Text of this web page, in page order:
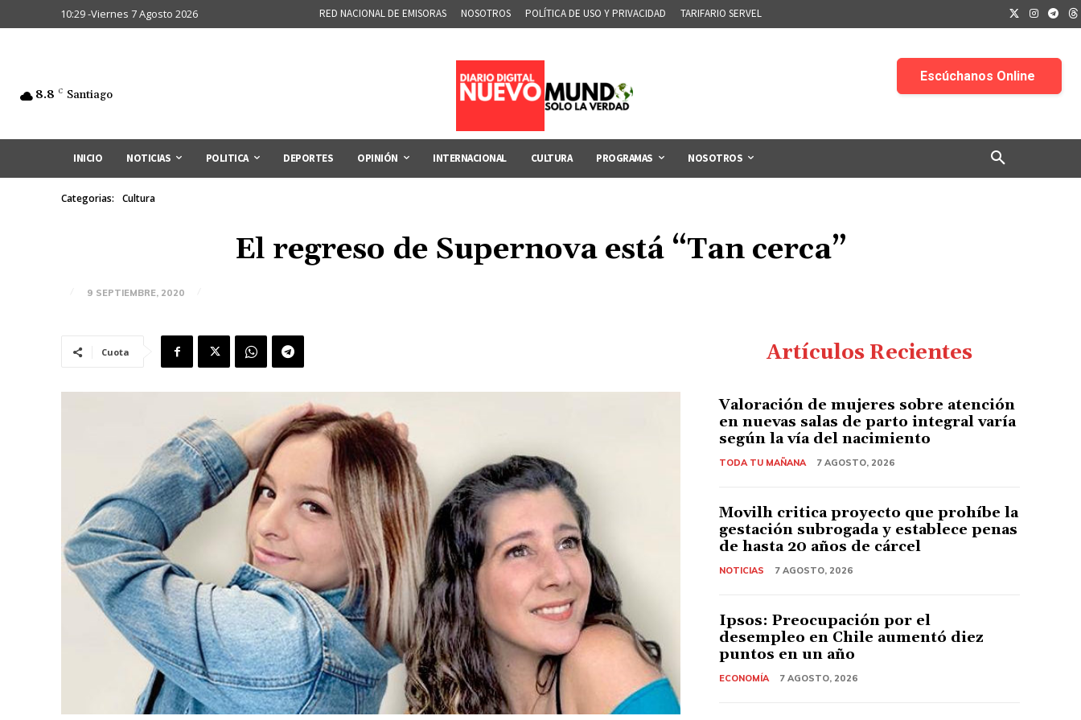
10:29 -Viernes 7 Agosto 2026 RED NACIONAL DE EMISORAS NOSOTROS POLÍTICA DE USO Y PRIVACIDAD TARIFARIO SERVEL
8.8 C Santiago
INICIO NOTICIAS POLITICA DEPORTES OPINIÓN INTERNACIONAL CULTURA PROGRAMAS NOSOTROS
Categorias: Cultura
El regreso de Supernova está “Tan cerca”
9 SEPTIEMBRE, 2020
Cuota Artículos Recientes
Valoración de mujeres sobre atención
en nuevas salas de parto integral varía
según la vía del nacimiento
TODA TU MAÑANA 7 AGOSTO, 2026
Movilh critica proyecto que prohíbe la
gestación subrogada y establece penas
de hasta 20 años de cárcel
NOTICIAS 7 AGOSTO, 2026
Ipsos: Preocupación por el
desempleo en Chile aumentó diez
puntos en un año
ECONOMÍA 7 AGOSTO, 2026